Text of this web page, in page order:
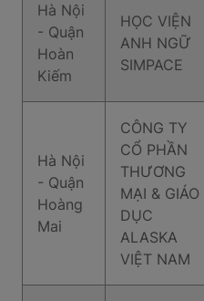
Hà Nội
- Quận
Hoàn
Kiếm
HỌC VIỆN
ANH NGỮ
SIMPACE
Hà Nội
- Quận
Hoàng
Mai
CÔNG TY
CỔ PHẦN
THƯƠNG
MẠI & GIÁO
DỤC
ALASKA
VIỆT NAM